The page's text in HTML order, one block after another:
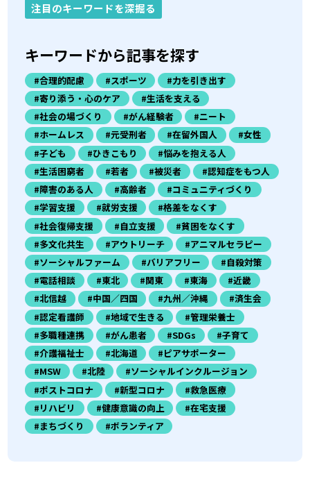
注目のキーワードを深掘る
キーワードから記事を探す
#合理的配慮 #スポーツ
#力を引き出す
#寄り添う・心のケア
#生活を支える
#社会の場づくり
#がん経験者
#ニート
#ホームレス
#元受刑者 #在留外国人
#女性
#子ども
#ひきこもり
#悩みを抱える人
#生活困窮者
#若者 #被災者
#認知症をもつ人
#障害のある人
#高齢者
#コミュニティづくり
#学習支援
#就労支援
#格差をなくす
#社会復帰支援
#自立支援
#貧困をなくす
#多文化共生
#アウトリーチ
#アニマルセラピー
#ソーシャルファーム
#バリアフリー
#自殺対策
#電話相談
#東北 #関東 #東海
#近畿
#北信越
#中国／四国 #九州／沖縄
#済生会
#認定看護師
#地域で生きる
#管理栄養士
#多職種連携
#がん患者 #SDGs
#子育て
#介護福祉士
#北海道
#ピアサポーター
#MSW
#北陸
#ソーシャルインクルージョン
#ポストコロナ
#新型コロナ
#救急医療
#リハビリ
#健康意識の向上
#在宅支援
#まちづくり
#ボランティア